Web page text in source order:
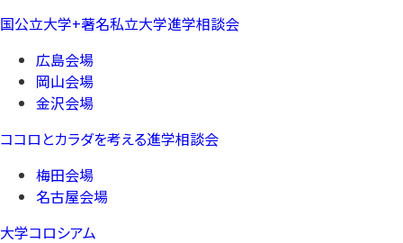
国公立大学+著名私立大学進学相談会
広島会場
岡山会場
金沢会場
ココロとカラダを考える進学相談会
梅田会場
名古屋会場
大学コロシアム